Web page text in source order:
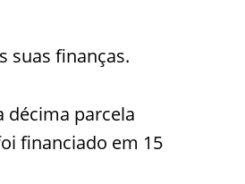
suas finanças.
décima parcela
financiado em 15